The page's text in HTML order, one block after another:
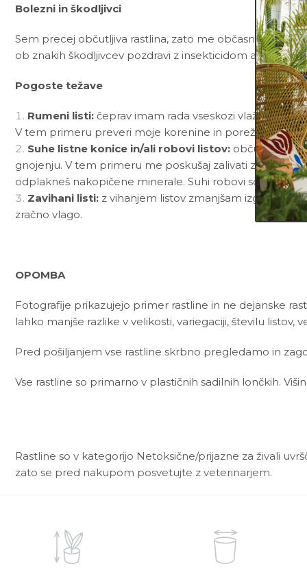
Bolezni in škodljivci
Sem precej občutljiva rastlina, zato me občasno lahko
ob znakih škodljivcev pozdravi z insekticidom ali
Pogoste težave
Rumeni listi: čeprav imam rada vseskozi vlažno
V tem primeru preveri moje korenine in poreži vse
Suhe listne konice in/ali robovi listov: občutljivost
gnojenju. V tem primeru me poskušaj zalivati z
odplakneš nakopičene minerale. Suhi robovi so lahko
Zavihani listi: z vihanjem listov zmanjšam izgubo
zračno vlago.
OPOMBA
Fotografije prikazujejo primer rastline in ne dejanske
lahko manjše razlike v velikosti, variegaciji, številu listov,
Pred pošiljanjem vse rastline skrbno pregledamo in
Vse rastline so primarno v plastičnih sadilnih lončkih.
Rastline so v kategorijo Netoksične/prijazne za živali
zato se pred nakupom posvetujte z veterinarjem.